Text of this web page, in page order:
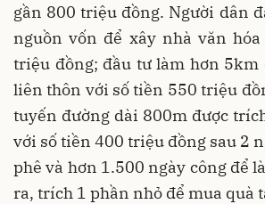
gần 800 triệu đồng. Người dân
nguồn vốn để xây nhà văn
triệu đồng; đầu tư làm hơn 5km
liên thôn với số tiền 550 triệu
tuyến đường dài 800m được
với số tiền 400 triệu đồng sau 2
phê và hơn 1.500 ngày công để
ra, trích 1 phần nhỏ để mua quà